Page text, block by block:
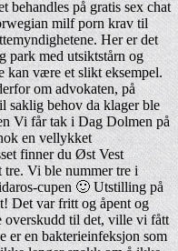
behandles på gratis sex chat
milf porn krav til
Her er det
park med utsiktstårn og
kan være et slikt eksempel.
om advokaten, på
saklig behov da klager ble
Vi får tak i Dag Dolmen på
en vellykket
finner du Øst Vest
Vi ble nummer tre i
cupen 🙂 Utstilling på
Det var fritt og åpent og
overskudd til det, ville vi fått
er en bakterieinfeksjon som